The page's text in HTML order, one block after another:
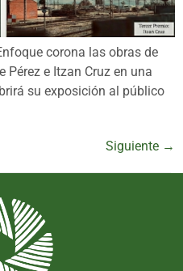
corona las obras de
Pérez e Itzan Cruz en una
su exposición al público
Siguiente →